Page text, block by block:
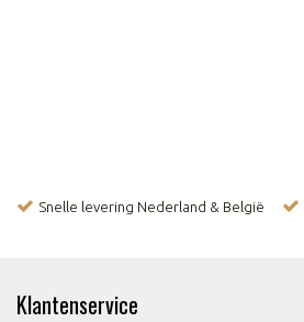
Snelle levering Nederland & België
Klantenservice